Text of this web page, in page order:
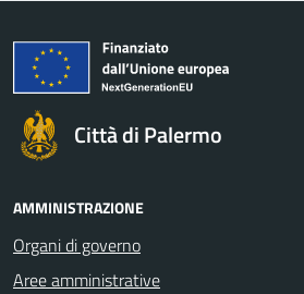
Città di Palermo
AMMINISTRAZIONE
Organi di governo
Aree amministrative